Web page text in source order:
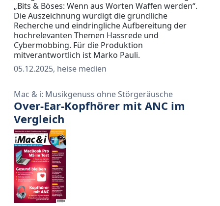
„Bits & Böses: Wenn aus Worten Waffen werden“.
Die Auszeichnung würdigt die gründliche
Recherche und eindringliche Aufbereitung der
hochrelevanten Themen Hassrede und
Cybermobbing. Für die Produktion
mitverantwortlich ist Marko Pauli.
05.12.2025, heise medien
Mac & i: Musikgenuss ohne Störgeräusche
Over-Ear-Kopfhörer mit ANC im
Vergleich